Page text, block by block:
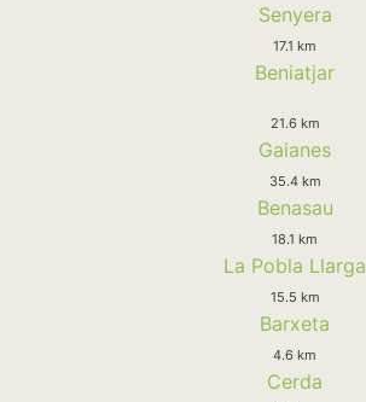
Senyera
17.1 km
Beniatjar
21.6 km
Gaianes
35.4 km
Benasau
18.1 km
La Pobla Llarga
15.5 km
Barxeta
4.6 km
Cerda